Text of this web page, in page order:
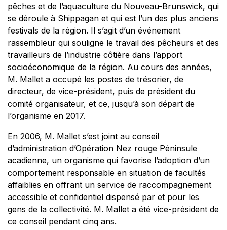
pêches et de l’aquaculture du Nouveau-Brunswick, qui
se déroule à Shippagan et qui est l’un des plus anciens
festivals de la région. Il s’agit d’un événement
rassembleur qui souligne le travail des pêcheurs et des
travailleurs de l’industrie côtière dans l’apport
socioéconomique de la région. Au cours des années,
M. Mallet a occupé les postes de trésorier, de
directeur, de vice-président, puis de président du
comité organisateur, et ce, jusqu’à son départ de
l’organisme en 2017.
En 2006, M. Mallet s’est joint au conseil
d’administration d’Opération Nez rouge Péninsule
acadienne, un organisme qui favorise l’adoption d’un
comportement responsable en situation de facultés
affaiblies en offrant un service de raccompagnement
accessible et confidentiel dispensé par et pour les
gens de la collectivité. M. Mallet a été vice-président de
ce conseil pendant cinq ans.